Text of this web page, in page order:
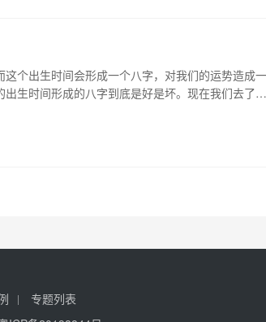
个出生时间会形成一个八字，对我们的运势造成一
生时间形成的八字到底是好是坏。现在我们去了解
专题列表